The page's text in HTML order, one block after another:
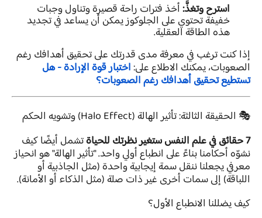
استرح وتغذَّ:أخذ فترات راحة قصيرة وتناول وجبات
خفيفة تحتوي على الجلوكوز يمكن أن يساعد في تجديد
هذه الطاقة العقلية.
إذا كنت ترغب في معرفة مدى قدرتك على تحقيق أهدافك رغم
الصعوبات، يمكنك الاطلاع على:اختبار قوة الإرادة - هل
تستطيع تحقيق أهدافك رغم الصعوبات؟
🎭 الحقيقة الثالثة: تأثير الهالة (Halo Effect) وتشويه الحكم
7 حقائق في علم النفس ستغير نظرتك للحياة
تشمل أيضًا كيف
نشوّه أحكامنا بناءً على انطباع أولي واحد. "تأثير الهالة" هو انحياز
معرفي يجعلنا ننقل سمة إيجابية واحدة (مثل الجاذبية أو
اللباقة) إلى سمات أخرى غير ذات صلة (مثل الذكاء أو الأمانة).
كيف يضللنا الانطباع الأول؟